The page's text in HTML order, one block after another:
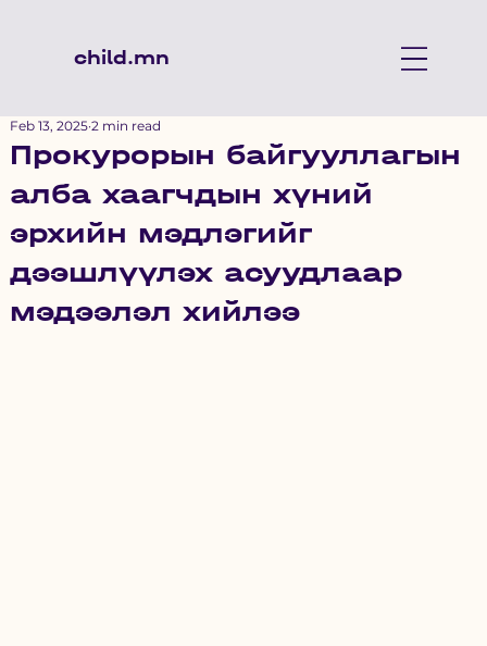
child.mn
Прокурорын байгууллагын
алба хаагчдын хүний
эрхийн мэдлэгийг
дээшлүүлэх асуудлаар
мэдээлэл хийлээ
Feb 13, 2025 2 min read